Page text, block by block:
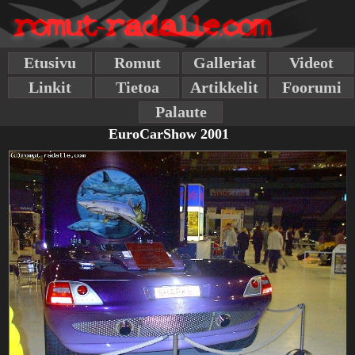
Etusivu Romut Galleriat
Videot
Linkit
Tietoa Artikkelit
Foorumi
Palaute
EuroCarShow 2001